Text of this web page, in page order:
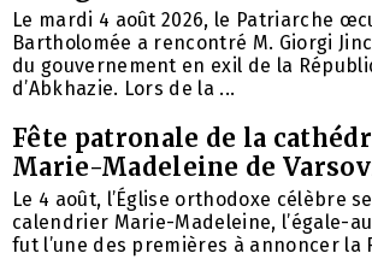
Le mardi 4 août 2026, le Patriarche
Bartholomée a rencontré M. Giorgi
du gouvernement en exil de la
d’Abkhazie. Lors de la ...
Fête patronale de la
Marie-Madeleine de
Le 4 août, l’Église orthodoxe célèbre
calendrier Marie-Madeleine, l’égale-
fut l’une des premières à annoncer la